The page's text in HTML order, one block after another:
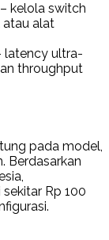
– kelola switch
atau alat
latency ultra-
throughput
pada model,
Berdasarkan
sekitar Rp 100